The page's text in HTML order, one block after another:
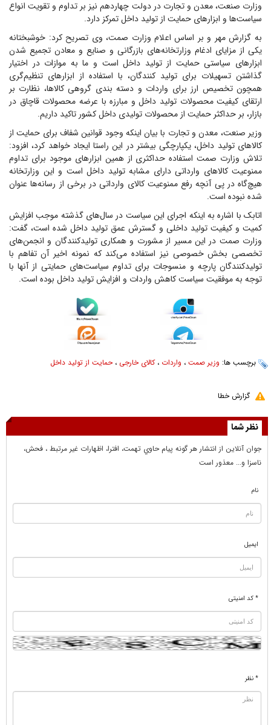
وزارت صنعت، معدن و تجارت در دولت چهاردهم نیز بر تداوم و تقویت انواع
سیاست‌ها و ابزارهای حمایت از تولید داخل تمرکز دارد.
به گزارش مهر و بر اساس اعلام وزارت صمت، وی تصریح کرد: خوشبختانه
یکی از مزایای ادغام وزارتخانه‌های بازرگانی و صنایع و معادن تجمیع شدن
ابزارهای سیاستی حمایت از تولید داخل است و ما به موازات در اختیار
گذاشتن تسهیلات برای تولید کنندگان، با استفاده از ابزارهای تنظیم‌گری
همچون تخصیص ارز برای واردات و دسته بندی گروهی کالاها، نظارت بر
ارتقای کیفیت محصولات تولید داخل و مبارزه با عرضه محصولات قاچاق در
بازار، بر حداکثر حمایت از محصولات تولیدی داخل کشور تاکید داریم.
وزیر صنعت، معدن و تجارت با بیان اینکه وجود قوانین شفاف برای حمایت از
کالاهای تولید داخل، یکپارچگی بیشتر در این راستا ایجاد خواهد کرد، افزود:
تلاش وزارت صمت استفاده حداکثری از همین ابزارهای موجود برای تداوم
ممنوعیت کالاهای وارداتی دارای مشابه تولید داخل است و این وزارتخانه
هیچ‌گاه در پی آنچه رفع ممنوعیت کالای وارداتی در برخی از رسانه‌ها عنوان
شده نبوده است.
اتابک با اشاره به اینکه اجرای این سیاست در سال‌های گذشته موجب افزایش
کمیت و کیفیت تولید داخلی و گسترش عمق تولید داخل شده است، گفت:
وزارت صمت در این مسیر از مشورت و همکاری تولیدکنندگان و انجمن‌های
تخصصی بخش خصوصی نیز استفاده می‌کند که نمونه اخیر آن تفاهم با
تولیدکنندگان پارچه و منسوجات برای تداوم سیاست‌های حمایتی از آنها با
توجه به موفقیت سیاست کاهش واردات و افزایش تولید داخل بوده است.
برچسب ها: وزیر صمت ، واردات ،کالای خارجی ،حمایت از تولید داخل
گزارش خطا
نظر شما
جوان آنلاين از انتشار هر گونه پيام حاوي تهمت، افترا، اظهارات غير مرتبط ، فحش،
ناسزا و... معذور است
نام
ایمیل
* کد امنیتی
* نظر